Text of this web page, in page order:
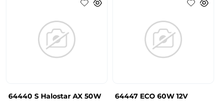
64440 S Halostar AX 50W
64447 ECO 60W 12V